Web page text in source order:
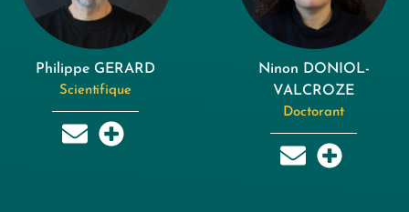
Philippe GERARD
Scientifique
Ninon DONIOL-
VALCROZE
Doctorant